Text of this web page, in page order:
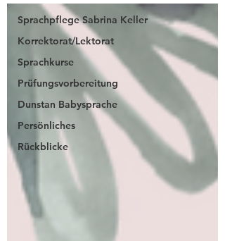
Sprachpflege Sabrina Keller
Korrektorat/Lektorat
Sprachkurse
Prüfungsvorbereitung
Dunstan Babysprache
Persönliches
Rückblicke